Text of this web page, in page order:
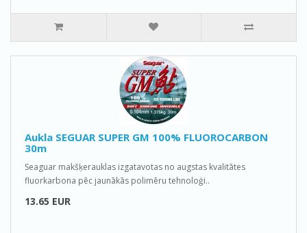
Aukla SEGUAR SUPER GM 100% FLUOROCARBON
30m
Seaguar makšķerauklas izgatavotas no augstas kvalitātes
fluorkarbona pēc jaunākās polimēru tehnoloģi..
13.65 EUR